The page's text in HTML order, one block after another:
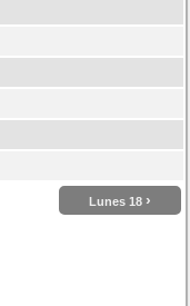
Lunes 18 ›